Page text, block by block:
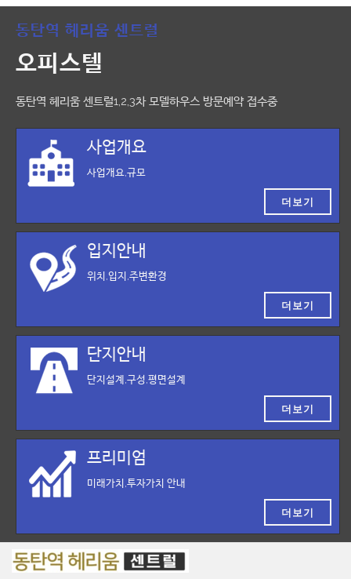
동탄역 헤리움 센트럴
오피스텔
동탄역 헤리움 센트럴1,2,3차 모델하우스 방문예약 접수중
사업개요
사업개요,규모
더보기
입지안내
위치,입지,주변환경
더보기
단지안내
단지설계,구성,평면설계
더보기
프리미엄
미래가치,투자가치 안내
더보기